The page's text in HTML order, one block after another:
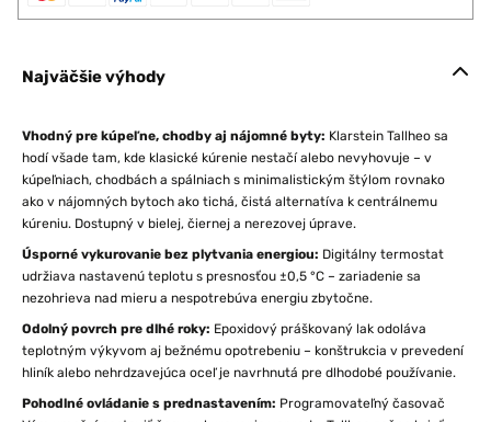
Najväčšie výhody
Vhodný pre kúpeľne, chodby aj nájomné byty: Klarstein Tallheo sa
hodí všade tam, kde klasické kúrenie nestačí alebo nevyhovuje – v
kúpeľniach, chodbách a spálniach s minimalistickým štýlom rovnako
ako v nájomných bytoch ako tichá, čistá alternatíva k centrálnemu
kúreniu. Dostupný v bielej, čiernej a nerezovej úprave.
Úsporné vykurovanie bez plytvania energiou: Digitálny termostat
udržiava nastavenú teplotu s presnosťou ±0,5 °C – zariadenie sa
nezohrieva nad mieru a nespotrebúva energiu zbytočne.
Odolný povrch pre dlhé roky: Epoxidový práškovaný lak odoláva
teplotným výkyvom aj bežnému opotrebeniu – konštrukcia v prevedení
hliník alebo nehrdzavejúca oceľ je navrhnutá pre dlhodobé používanie.
Pohodlné ovládanie s prednastavením: Programovateľný časovač